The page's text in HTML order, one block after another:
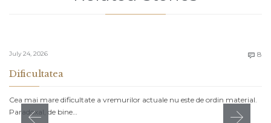
July 24, 2026  8
Dificultatea
Cea mai mare dificultate a vremurilor actuale nu este de ordin material.
Paradoxal, de bine…